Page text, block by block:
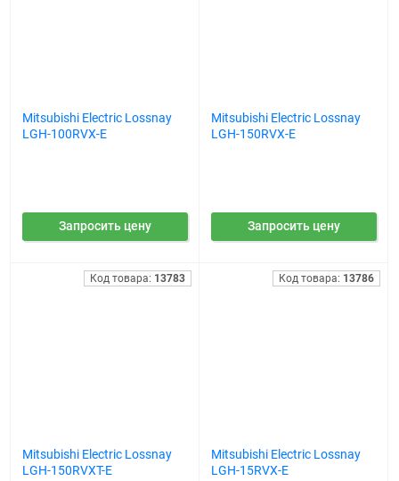
Mitsubishi Electric Lossnay
LGH-100RVX-E
Запросить цену
Mitsubishi Electric Lossnay
LGH-150RVX-E
Запросить цену
Код товара: 13783
Mitsubishi Electric Lossnay
LGH-150RVXT-E
Код товара: 13786
Mitsubishi Electric Lossnay
LGH-15RVX-E